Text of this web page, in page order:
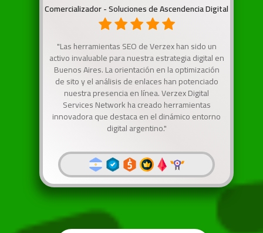
Comercializador - Soluciones de Ascendencia Digital
"Las herramientas SEO de Verzex han sido un
activo invaluable para nuestra estrategia digital en
Buenos Aires. La orientación en la optimización
de sito y el análisis de enlaces han potenciado
nuestra presencia en línea. Verzex Digital
Services Network ha creado herramientas
innovadora que destaca en el dinámico entorno
digital argentino."